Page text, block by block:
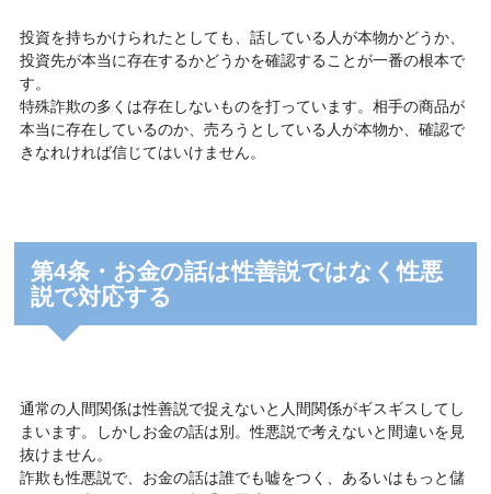
投資を持ちかけられたとしても、話している人が本物かどうか、
投資先が本当に存在するかどうかを確認することが一番の根本で
す。
特殊詐欺の多くは存在しないものを打っています。相手の商品が
本当に存在しているのか、売ろうとしている人が本物か、確認で
きなれければ信じてはいけません。
第4条・お金の話は性善説ではなく性悪
説で対応する
通常の人間関係は性善説で捉えないと人間関係がギスギスしてし
まいます。しかしお金の話は別。性悪説で考えないと間違いを見
抜けません。
詐欺も性悪説で、お金の話は誰でも嘘をつく、あるいはもっと儲